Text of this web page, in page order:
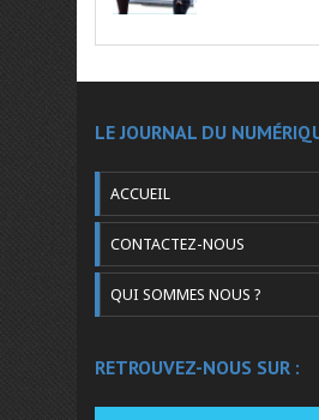
LE JOURNAL DU
ACCUEIL
CONTACTEZ-NOUS
QUI SOMMES NOUS ?
RETROUVEZ-NOUS SUR :